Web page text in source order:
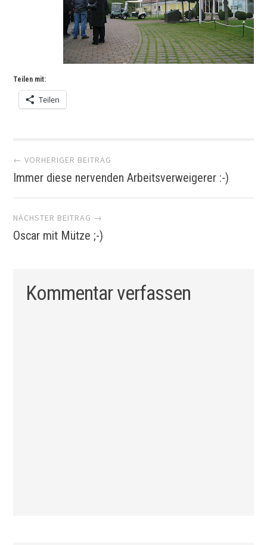
Teilen mit:
Teilen
Artikel-
Navigation
← VORHERIGER BEITRAG
Immer diese nervenden Arbeitsverweigerer :-)
NÄCHSTER BEITRAG →
Oscar mit Mütze ;-)
Kommentar verfassen